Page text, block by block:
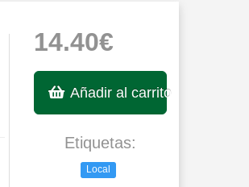
14.40€
Añadir al carrito
Etiquetas:
Local